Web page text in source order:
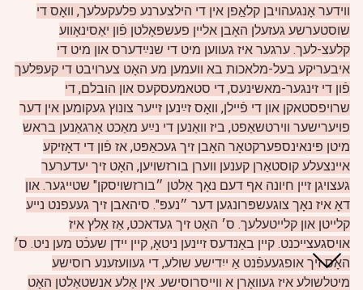
ווידער אָנגעהויבן קלאַַפן אין די הילצערנע פלעקעלעך, וואָס די
שוסטערשע געזעלן האָבן אליין פעשפּאָלטן פֿון יאַסינאָווע
קלעצ-לעך. ערגער איז געווען מיט די שנײַדערס און מיט די
איבעריקע בעל-מלאכות בא וועמען מע האָט צערויבט די קעפּלעך
פֿון די זינגער-מאשינעס, די סטאמעסקעס און הובלם, די
שרויפסטאקן און די פֿיילן, וואָס זײַנען זייער צונוץ געקומען אין דער
פויערישער ווירטשאַפט, ביז וואַנען די נײַע מאַכט אָרגאַנען בראש
מיטן פּינאינספערקטאָר האָבן זיך געכאַפּט, אז פֿון די דאָזיקע
איינצעלע קוסטאַרן קענען ווערן בורזשויען, האָט זיך יעדערער
געצויגן זיין חיונה אף דעם נאָך אַלטן ״בורזשויסקן" שטייגער. און
דאָ איז נאָך צוגעשפּרונגען דער ״נעפּ". סיהאבן זיך געעפנט נייע
קלייטן און קלייטעלעך. ס׳ האָט זיך געדאכט, אַז אַלץ איז
אויסגעצייכנט. קיין באַנדעס זיינען ניטאָ, קיין יידן שעכֿט מען ניט. ס׳
האָס זיך אופגעעפֿנט אַ ייִדישע שולע, די געוועזענע רוסישע
מיטלשולע איז געוואָרן א ווייסרוסישע. אין אַלע אנשטאַלטן האָט